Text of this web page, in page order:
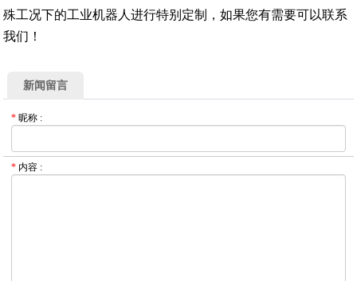
殊工况下的工业机器人进行特别定制，如果您有需要可以联系
我们！
新闻留言
* 昵称 :
* 内容 :